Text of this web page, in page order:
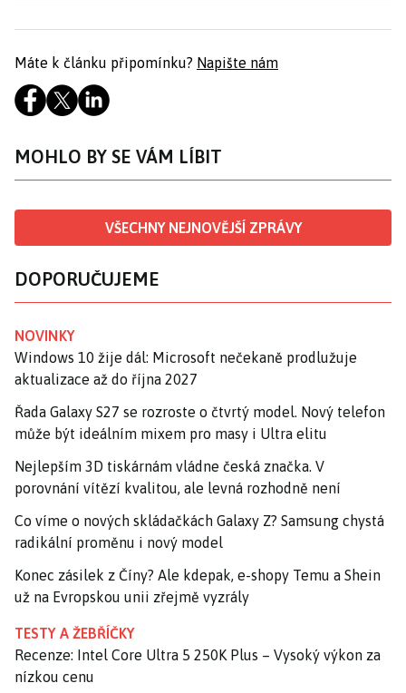
Máte k článku připomínku? Napište nám
MOHLO BY SE VÁM LÍBIT
VŠECHNY NEJNOVĚJŠÍ ZPRÁVY
DOPORUČUJEME
NOVINKY
Windows 10 žije dál: Microsoft nečekaně prodlužuje
aktualizace až do října 2027
Řada Galaxy S27 se rozroste o čtvrtý model. Nový telefon
může být ideálním mixem pro masy i Ultra elitu
Nejlepším 3D tiskárnám vládne česká značka. V
porovnání vítězí kvalitou, ale levná rozhodně není
Co víme o nových skládačkách Galaxy Z? Samsung chystá
radikální proměnu i nový model
Konec zásilek z Číny? Ale kdepak, e-shopy Temu a Shein
už na Evropskou unii zřejmě vyzrály
TESTY A ŽEBŘÍČKY
Recenze: Intel Core Ultra 5 250K Plus – Vysoký výkon za
nízkou cenu